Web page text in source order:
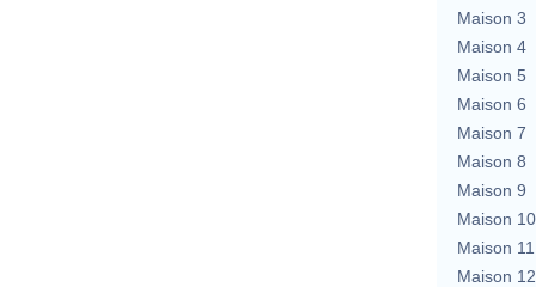
Maison 3
Maison 4
Maison 5
Maison 6
Maison 7
Maison 8
Maison 9
Maison 10
Maison 11
Maison 12